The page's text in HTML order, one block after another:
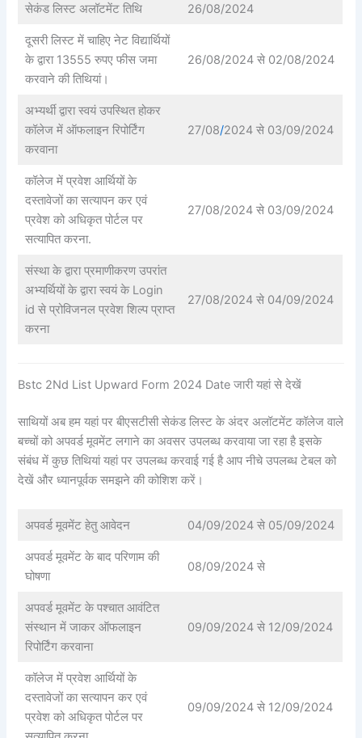
सेकंड लिस्ट अलॉटमेंट तिथि 26/08/2024
दूसरी लिस्ट में चाहिए नेट विद्यार्थियों
के द्वारा 13555 रुपए फीस जमा
करवाने की तिथियां।
26/08/2024 से 02/08/2024
अभ्यर्थी द्वारा स्वयं उपस्थित होकर
कॉलेज में ऑफलाइन रिपोर्टिंग
करवाना
27/08/2024 से 03/09/2024
कॉलेज में प्रवेश आर्थियों के
दस्तावेजों का सत्यापन कर एवं
प्रवेश को अधिकृत पोर्टल पर
सत्यापित करना.
27/08/2024 से 03/09/2024
संस्था के द्वारा प्रमाणीकरण उपरांत
अभ्यर्थियों के द्वारा स्वयं के Login
id से प्रोविजनल प्रवेश शिल्प प्राप्त
करना
27/08/2024 से 04/09/2024
Bstc 2Nd List Upward Form 2024 Date जारी यहां से देखें
साथियों अब हम यहां पर बीएसटीसी सेकंड लिस्ट के अंदर अलॉटमेंट कॉलेज वाले
बच्चों को अपवर्ड मूवमेंट लगाने का अवसर उपलब्ध करवाया जा रहा है इसके
संबंध में कुछ तिथियां यहां पर उपलब्ध करवाई गई है आप नीचे उपलब्ध टेबल को
देखें और ध्यानपूर्वक समझने की कोशिश करें।
अपवर्ड मूवमेंट हेतु आवेदन 04/09/2024 से 05/09/2024
अपवर्ड मूवमेंट के बाद परिणाम की
घोषणा
08/09/2024 से
अपवर्ड मूवमेंट के पश्चात आवंटित
संस्थान में जाकर ऑफलाइन
रिपोर्टिंग करवाना
09/09/2024 से 12/09/2024
कॉलेज में प्रवेश आर्थियों के
दस्तावेजों का सत्यापन कर एवं
प्रवेश को अधिकृत पोर्टल पर
09/09/2024 से 12/09/2024